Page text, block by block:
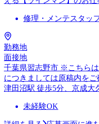
修理・メンテスタッ
勤務地
面接地
千葉県習志野市 ※こちら
につきましては原稿内を
津田沼駅 徒歩5分、京成大
未経験OK